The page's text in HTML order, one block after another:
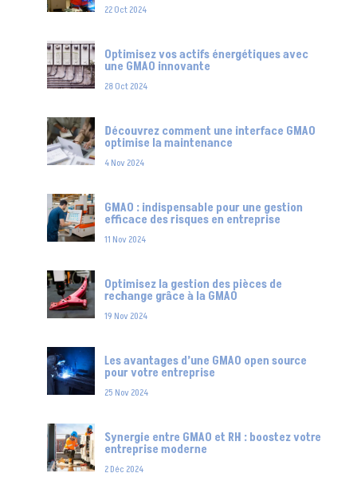
22 Oct 2024
Optimisez vos actifs énergétiques avec
une GMAO innovante
28 Oct 2024
Découvrez comment une interface GMAO
optimise la maintenance
4 Nov 2024
GMAO : indispensable pour une gestion
efficace des risques en entreprise
11 Nov 2024
Optimisez la gestion des pièces de
rechange grâce à la GMAO
19 Nov 2024
Les avantages d’une GMAO open source
pour votre entreprise
25 Nov 2024
Synergie entre GMAO et RH : boostez votre
entreprise moderne
2 Déc 2024